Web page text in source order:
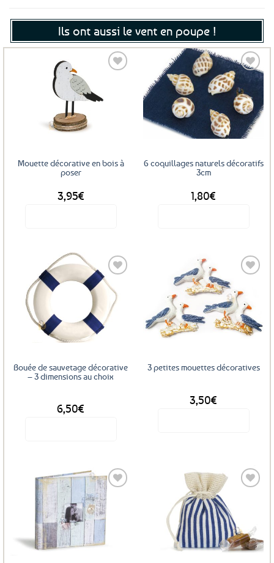
Ils ont aussi le vent en poupe !
Ajouter
Mouette décorative en bois à
poser
3,95€
Ajouter
aux
favoris
6 coquillages naturels décoratifs
3cm
1,80€
Ajouter
aux
favoris
Bouée de sauvetage décorative
– 3 dimensions au choix
6,50€
plusieurs
variations.
options
peuvent
Ajouter
aux
favoris
3 petites mouettes décoratives
3,50€
Ajouter
favoris
favoris